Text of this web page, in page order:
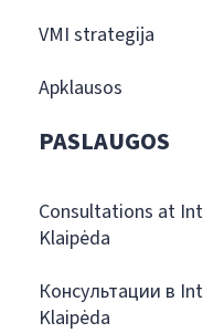
VMI strategija
Apklausos
PASLAUGOS
Consultations at
Klaipėda
Консультации в
Klaipėda